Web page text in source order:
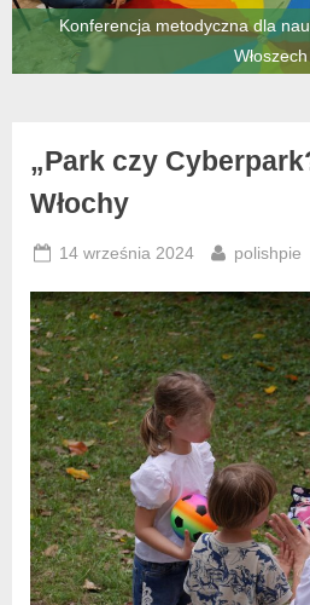
Konferencja metodyczna dla
Włoszech
„Park czy
Włochy
14 września 2024 polishpie